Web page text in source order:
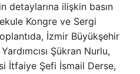
detaylarına ilişkin basın
Kongre ve Sergi
İzmir Büyükşehir
Şükran Nurlu,
İtfaiye Şefi İsmail Derse,